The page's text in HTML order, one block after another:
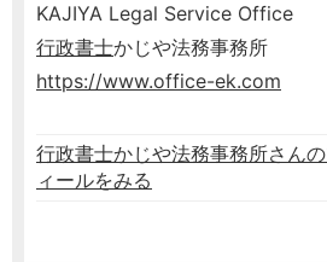
KAJIYA Legal Service Office
行政書士かじや法務事務所
https://www.office-ek.com
行政書士かじや法務事務所さん
ィールをみる